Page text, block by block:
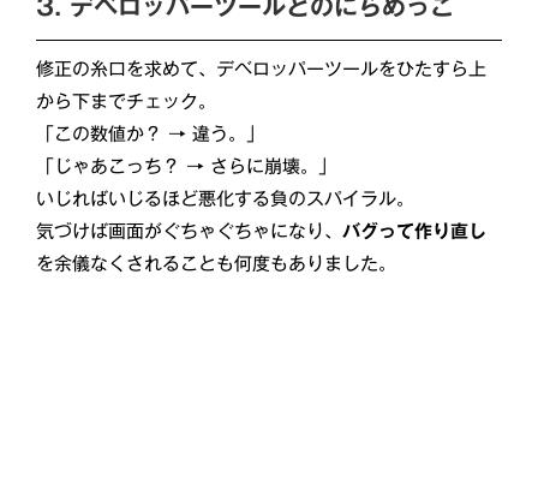
修正の糸口を求めて、デベロッパーツールをひたすら上
から下までチェック。
「この数値か？ → 違う。」
「じゃあこっち？ → さらに崩壊。」
いじればいじるほど悪化する負のスパイラル。
気づけば画面がぐちゃぐちゃになり、 バグって作り直し
を余儀なくされることも何度もありました。